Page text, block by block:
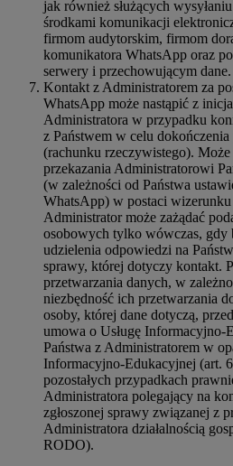
jak również służących
środkami komunikacji
firmom audytorskim, firmom
komunikatora WhatsApp oraz
serwery i przechowującym dane.
Kontakt z Administratorem za
WhatsApp może nastąpić z
Administratora w przypadku
z Państwem w celu dokończenia
(rachunku rzeczywistego).
przekazania Administratorowi
(w zależności od Państwa
WhatsApp) w postaci
Administrator może zażądać
osobowych tylko wówczas, gdy
udzielenia odpowiedzi na
sprawy, której dotyczy kontakt.
przetwarzania danych, w
niezbędność ich przetwarzania
osoby, której dane dotyczą,
umowa o Usługę Informacyjno-
Państwa z Administratorem w
Informacyjno-Edukacyjnej (art.
pozostałych przypadkach
Administratora polegający na
zgłoszonej sprawy związanej z
Administratora działalnością
RODO).